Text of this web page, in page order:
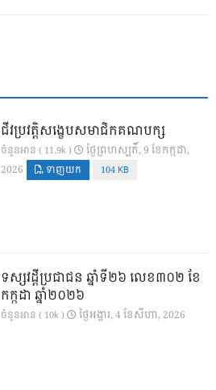
ជីវប្រវត្តិសង្ខេបសមាជិកគណបក្ស
ចំនួនអាន ( 11.9k )
ថ្ងៃ​ព្រហស្បតិ៍, 9 ខែ​កក្កដា,
2026
ទាញយក 104 KB
ទស្សវដ្តីប្រជាជន ឆ្នាំទី២៦ លេខ៣០២ ខែ
កក្កដា ឆ្នាំ២០២៦
ចំនួនអាន ( 10k ) ថ្ងៃ​អង្គារ, 4 ខែ​សីហា, 2026